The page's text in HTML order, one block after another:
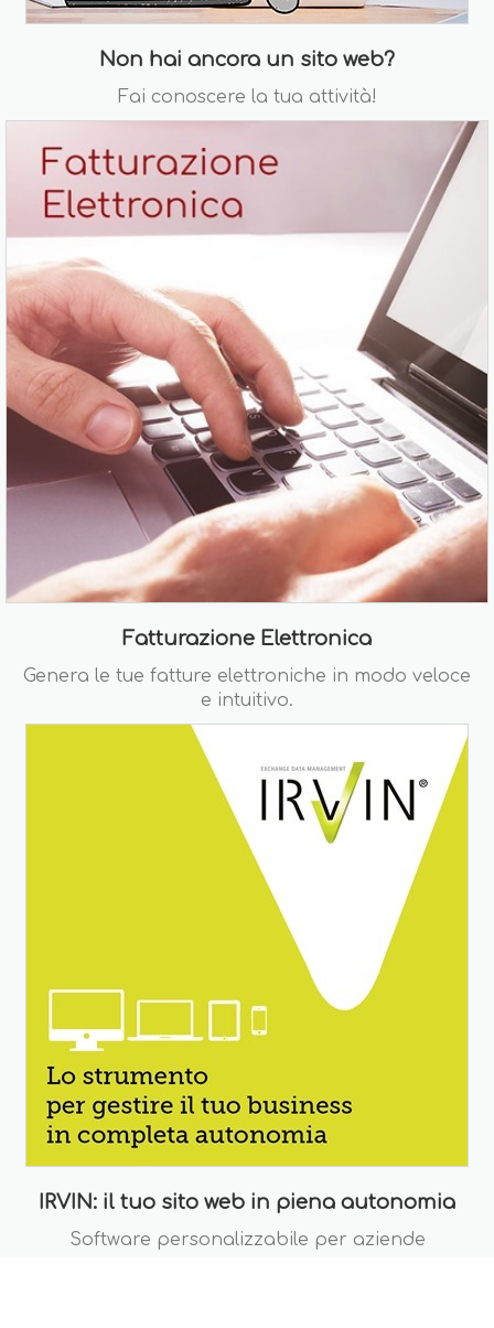
Non hai ancora un sito web?
Fai conoscere la tua attività!
Fatturazione Elettronica
Genera le tue fatture elettroniche in modo veloce
e intuitivo.
IRVIN: il tuo sito web in piena autonomia
Software personalizzabile per aziende